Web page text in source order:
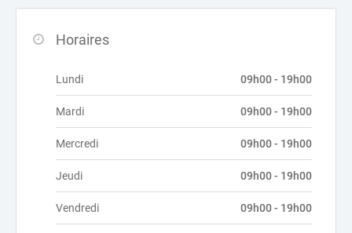
Horaires
Lundi 09h00 - 19h00
Mardi 09h00 - 19h00
Mercredi 09h00 - 19h00
Jeudi 09h00 - 19h00
Vendredi 09h00 - 19h00